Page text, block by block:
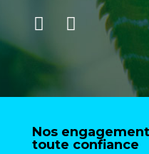
Nos
toute confiance